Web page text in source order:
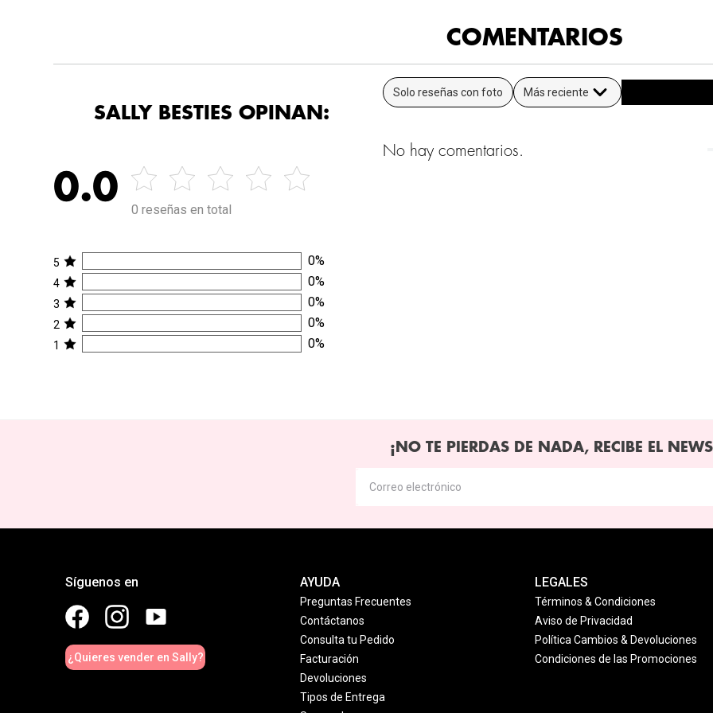
COMENTARIOS
SALLY BESTIES OPINAN:
0.0
0 reseñas en total
5 0%
4 0%
3 0%
2 0%
1 0%
Solo reseñas con foto Más reciente
No hay comentarios.
¡NO TE PIERDAS DE NADA, RECIBE EL
Síguenos en
¿Quieres vender en Sally?
AYUDA
Preguntas Frecuentes
Contáctanos
Consulta tu Pedido
Facturación
Devoluciones
Tipos de Entrega
LEGALES
Términos & Condiciones
Aviso de Privacidad
Política Cambios & Devoluciones
Condiciones de las Promociones